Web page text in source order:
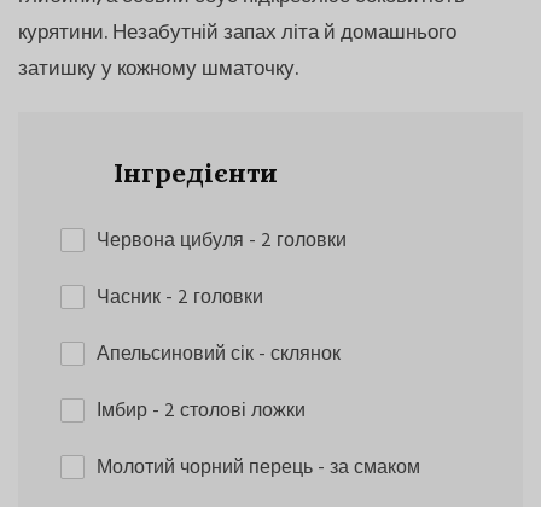
курятини. Незабутній запах літа й домашнього
затишку у кожному шматочку.
Інгредієнти
Червона цибуля - 2 головки
Часник- 2 головки
Апельсиновий сік- склянок
Імбир- 2 столові ложки
Молотий чорний перець- за смаком